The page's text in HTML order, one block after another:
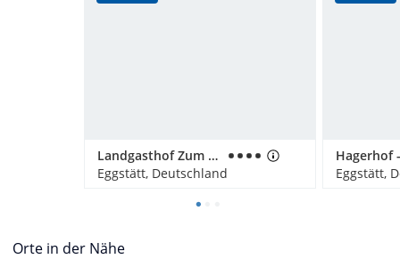
Landgasthof Zum Sägwirt
Eggstätt, Deutschland
Eggstätt,
Orte in der Nähe